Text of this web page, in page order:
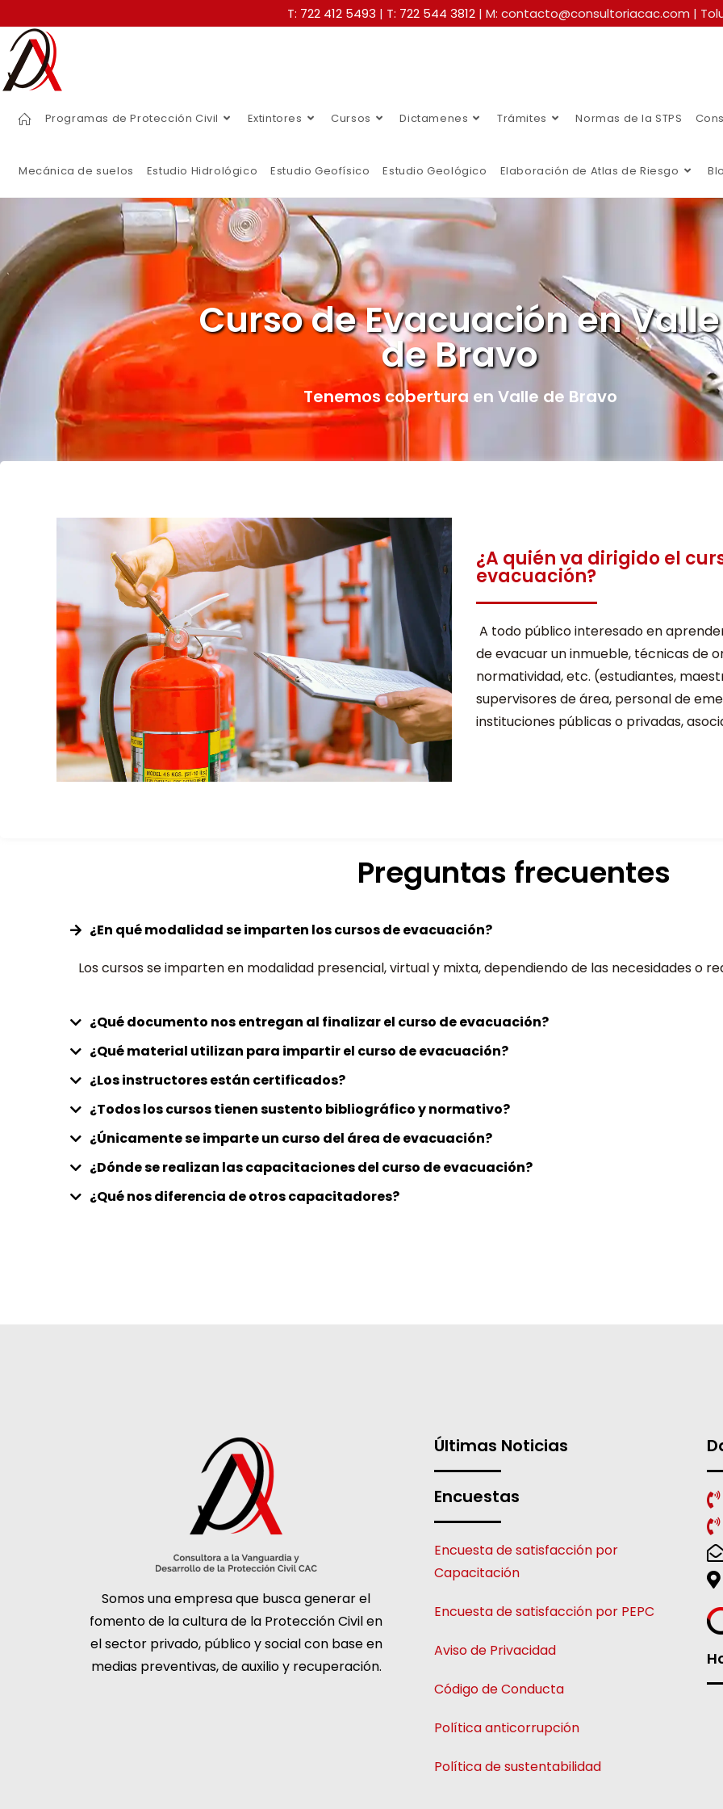
T: 722 412 5493 | T: 722 544 3812 | M: contacto@consultoriacac.com |
Programas de Protección Civil Extintores Cursos Dictamenes Trámites Normas de la STPS
Mecánica de suelos Estudio Hidrológico Estudio Geofísico Estudio Geológico Elaboración de Atlas de Riesgo
Curso de Evacuación en Valle
de Bravo
Tenemos cobertura en Valle de Bravo
¿A quién va dirigido el
evacuación?
A todo público interesado en
de evacuar un inmueble, técnicas de
normatividad, etc. (estudiantes,
supervisores de área, personal de
instituciones públicas o privadas,
Preguntas frecuentes
¿En qué modalidad se imparten los cursos de evacuación?
Los cursos se imparten en modalidad presencial, virtual y mixta, dependiendo de las necesidades o
¿Qué documento nos entregan al finalizar el curso de evacuación?
¿Qué material utilizan para impartir el curso de evacuación?
¿Los instructores están certificados?
¿Todos los cursos tienen sustento bibliográfico y normativo?
¿Únicamente se imparte un curso del área de evacuación?
¿Dónde se realizan las capacitaciones del curso de evacuación?
¿Qué nos diferencia de otros capacitadores?
Somos una empresa que busca generar el
fomento de la cultura de la Protección Civil en
el sector privado, público y social con base en
medias preventivas, de auxilio y recuperación.
Últimas Noticias
Encuestas
Encuesta de satisfacción por
Capacitación
Encuesta de satisfacción por PEPC
Aviso de Privacidad
Código de Conducta
Política anticorrupción
Política de sustentabilidad